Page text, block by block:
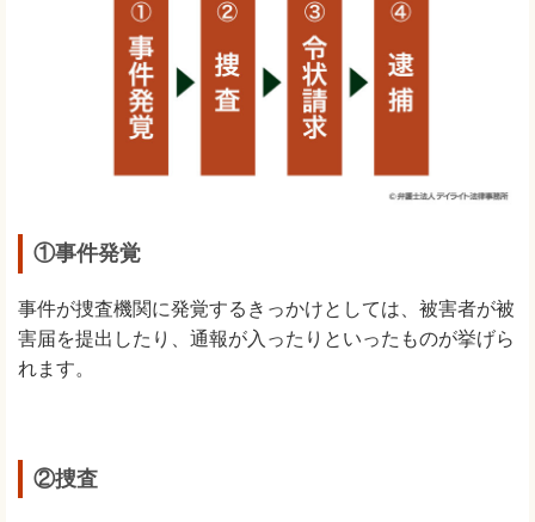
①事件発覚
事件が捜査機関に発覚するきっかけとしては、被害者が被
害届を提出したり、通報が入ったりといったものが挙げら
れます。
②捜査